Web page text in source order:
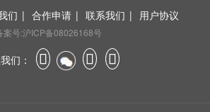
们 | 合作申请 | 联系我们 | 用户协议
案号:沪ICP备08026168号
们：